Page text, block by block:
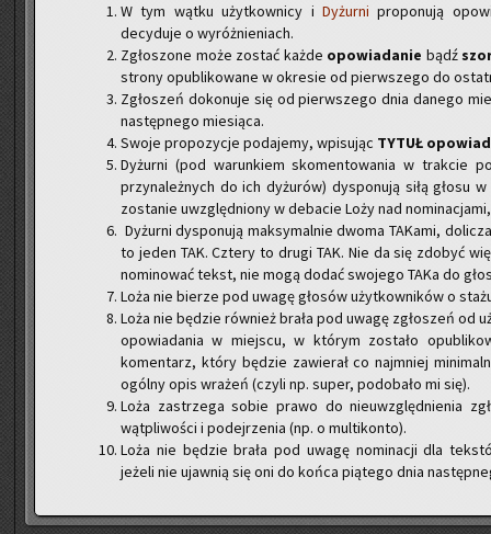
W tym wątku użytkownicy i Dyżurni proponują
decyduje o wyróżnieniach.
Zgłoszone może zostać każde opowiadanie bądź
strony opublikowane w okresie od pierwszego do
Zgłoszeń dokonuje się od pierwszego dnia danego
następnego miesiąca.
Swoje propozycje podajemy, wpisując TYTUŁ
Dyżurni (pod warunkiem skomentowania w trakcie
przynależnych do ich dyżurów) dysponują siłą głosu
zostanie uwzględniony w debacie Loży nad
Dyżurni dysponują maksymalnie dwoma TAKami,
to jeden TAK. Cztery to drugi TAK. Nie da się zdobyć
nominować tekst, nie mogą dodać swojego TAKa do
Loża nie bierze pod uwagę głosów użytkowników o
Loża nie będzie również brała pod uwagę zgłoszeń
opowiadania w miejscu, w którym zostało
komentarz, który będzie zawierał co najmniej
ogólny opis wrażeń (czyli np. super, podobało mi się).
Loża zastrzega sobie prawo do nieuwzględnienia
wątpliwości i podejrzenia (np. o multikonto).
Loża nie będzie brała pod uwagę nominacji dla
jeżeli nie ujawnią się oni do końca piątego dnia